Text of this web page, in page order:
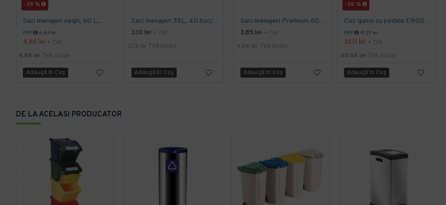
-29 %
Saci menajeri negri, 60 L, 50 buc/rola
PRP 6,84 lei
4,86 lei + TVA
5,88 lei TVA inclus
Adaugă în Coş
Saci menajeri 35L, 40 buc/rola, verzi, parfumati, Safir
3,10 lei + TVA
3,75 lei TVA inclus
Adaugă în Coş
Saci menajeri Premium 60 L, 20 buc /rola, galbeni, parfumati, Safir
3,85 lei + TVA
4,66 lei TVA inclus
Adaugă în Coş
-20 %
Cos gunoi cu pedala ERGO - 10 litri
PRP 41,39 lei
33,11 lei + TVA
40,06 lei TVA inclus
Adaugă în Coş
DE LA ACELASI PRODUCATOR